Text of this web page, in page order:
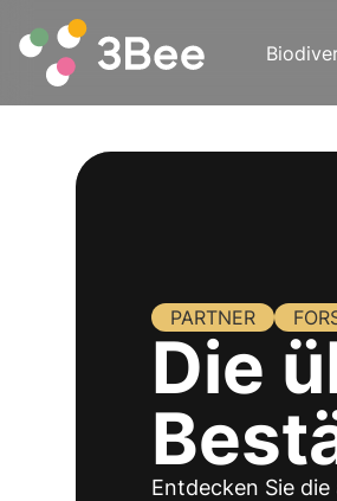
PARTNER
Die
Entdecken Sie